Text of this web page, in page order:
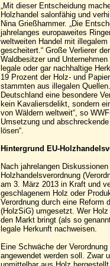
„Mit dieser Entscheidung
Holzhandel salonfähig und
Nina Grießhammer. „Die
jahrelanges europaweites
weltweiten Handel mit
gescheitert.“ Große Verlierer
Waldbesitzer und
legale oder gar nachhaltige
19 Prozent der Holz- und
stammten aus illegalen
Deutschland eine besondere
kein Kavaliersdelikt, sondern
von Wäldern weltweit“, so
Umsetzung und
lösen“.
Hintergrund EU-
Nach jahrelangen
Holzhandelsverordnung
am 3. März 2013 in Kraft und
geschlagenem Holz oder
Verordnung durch eine Reform
(HolzSiG) umgesetzt. Wer
den Markt bringt (als so
legale Herkunft nachweisen.
Eine Schwäche der
angewendet werden soll. Zwar